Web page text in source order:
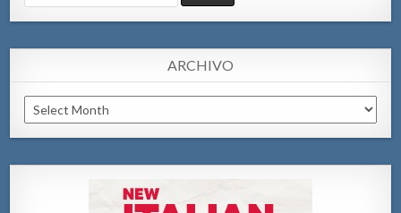
for:
ARCHIVO
Archivo